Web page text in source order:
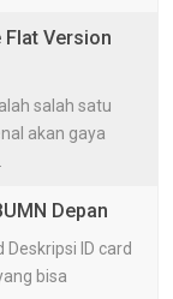
Flat Version
salah satu
akan gaya
Depan
Deskripsi ID card
bisa